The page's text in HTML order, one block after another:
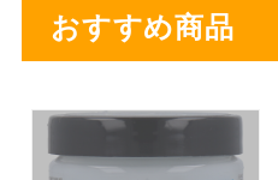
おすすめ商品